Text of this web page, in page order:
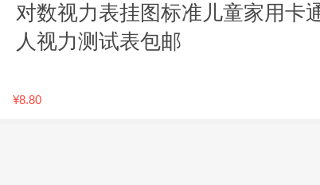
对数视力表挂图标准儿童家用卡
人视力测试表包邮
¥8.80